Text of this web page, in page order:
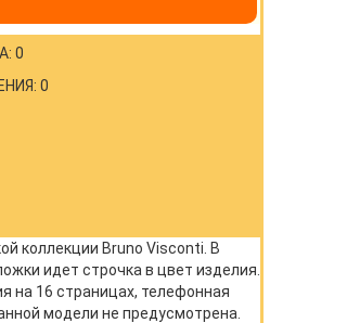
0
0
коллекции Bruno Visconti. В
идет строчка в цвет изделия.
на 16 страницах, телефонная
модели не предусмотрена.